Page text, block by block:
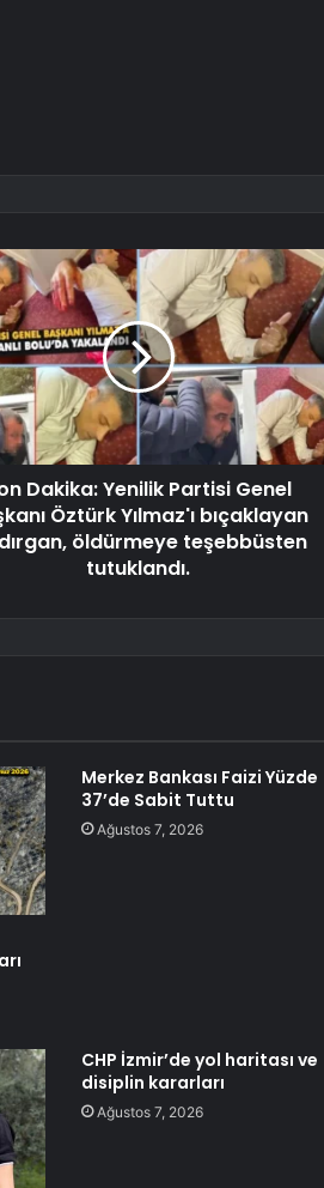
Dakika: Yenilik Partisi Genel
Öztürk Yılmaz'ı bıçaklayan
öldürmeye teşebbüsten
tutuklandı.
Merkez Bankası Faizi Yüzde
37’de Sabit Tuttu
Ağustos 7, 2026
CHP İzmir’de yol haritası ve
disiplin kararları
Ağustos 7, 2026